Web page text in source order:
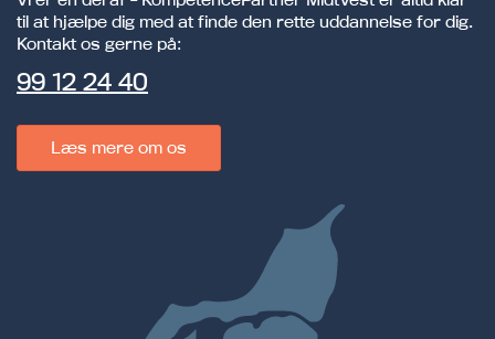
til at hjælpe dig med at finde den rette uddannelse for dig.
Kontakt os gerne på:
99 12 24 40
Læs mere om os